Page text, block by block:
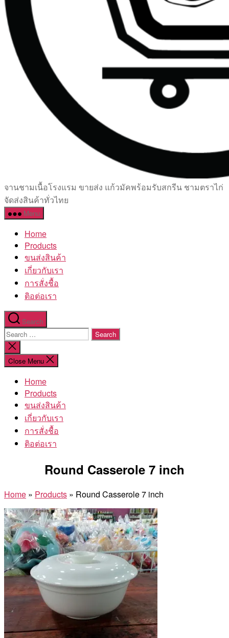
เซรามิค
ครบ
ครัน
โรงงาน
จานชามเนื้อโรงแรม ขายส่ง แก้วมัคพร้อมรับสกรีน ชามตราไก่
จัดส่งสินค้าทั่วไทย
Menu
Home
Products
ขนส่งสินค้า
เกี่ยวกับเรา
การสั่งชื้อ
ติอต่อเรา
Search
Search
for:
Close
search
Close Menu
Home
Products
ขนส่งสินค้า
เกี่ยวกับเรา
การสั่งชื้อ
ติอต่อเรา
Round Casserole 7 inch
Home » Products » Round Casserole 7 inch